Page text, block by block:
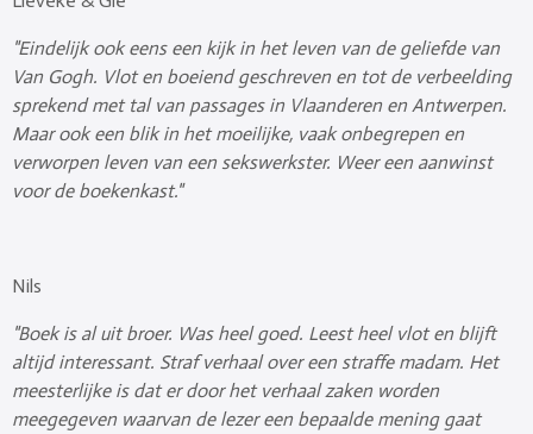
"Eindelijk ook eens een kijk in het leven van de geliefde van
Van Gogh. Vlot en boeiend geschreven en tot de verbeelding
sprekend met tal van passages in Vlaanderen en Antwerpen.
Maar ook een blik in het moeilijke, vaak onbegrepen en
verworpen leven van een sekswerkster. Weer een aanwinst
voor de boekenkast."
Nils
"Boek is al uit broer. Was heel goed. Leest heel vlot en blijft
altijd interessant. Straf verhaal over een straffe madam. Het
meesterlijke is dat er door het verhaal zaken worden
meegegeven waarvan de lezer een bepaalde mening gaat